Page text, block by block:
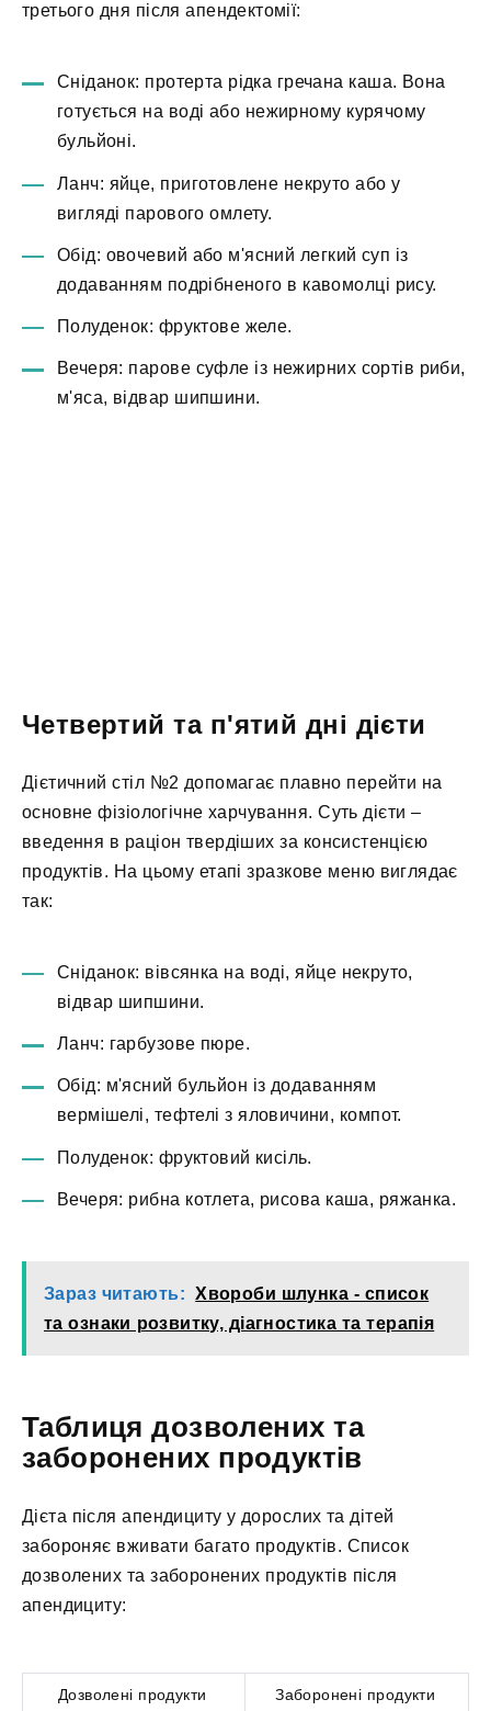
третього дня після апендектомії:
Сніданок: протерта рідка гречана каша. Вона
готується на воді або нежирному курячому
бульйоні.
Ланч: яйце, приготовлене некруто або у
вигляді парового омлету.
Обід: овочевий або м'ясний легкий суп із
додаванням подрібненого в кавомолці рису.
Полуденок: фруктове желе.
Вечеря: парове суфле із нежирних сортів риби,
м'яса, відвар шипшини.
Четвертий та п'ятий дні дієти
Дієтичний стіл №2 допомагає плавно перейти на
основне фізіологічне харчування. Суть дієти –
введення в раціон твердіших за консистенцією
продуктів. На цьому етапі зразкове меню виглядає
так:
Сніданок: вівсянка на воді, яйце некруто,
відвар шипшини.
Ланч: гарбузове пюре.
Обід: м'ясний бульйон із додаванням
вермішелі, тефтелі з яловичини, компот.
Полуденок: фруктовий кисіль.
Вечеря: рибна котлета, рисова каша, ряжанка.
Зараз читають: Хвороби шлунка - список
та ознаки розвитку, діагностика та терапія
Таблиця дозволених та
заборонених продуктів
Дієта після апендициту у дорослих та дітей
забороняє вживати багато продуктів. Список
дозволених та заборонених продуктів після
апендициту:
Дозволені продукти Заборонені продукти